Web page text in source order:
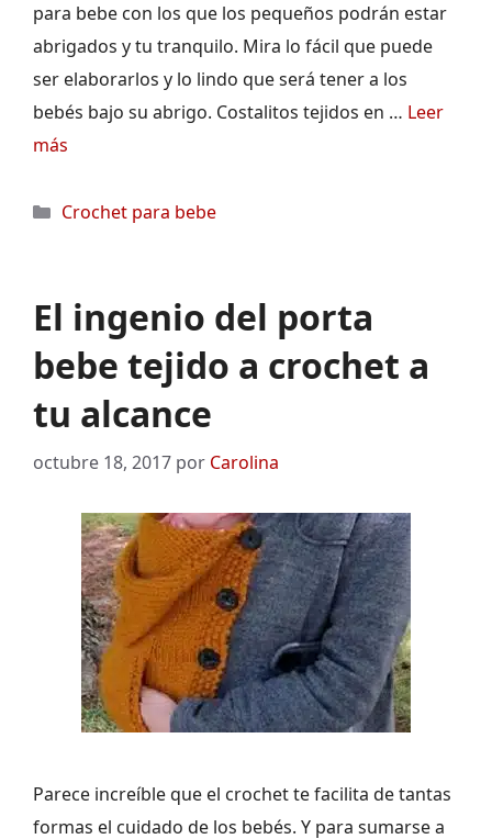
para bebe con los que los pequeños podrán estar
abrigados y tu tranquilo. Mira lo fácil que puede
ser elaborarlos y lo lindo que será tener a los
bebés bajo su abrigo. Costalitos tejidos en … Leer
más
Categorías
Crochet para bebe
El ingenio del porta
bebe tejido a crochet a
tu alcance
octubre 18, 2017 por Carolina
Parece increíble que el crochet te facilita de tantas
formas el cuidado de los bebés. Y para sumarse a